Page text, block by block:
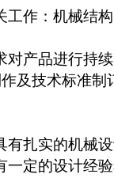
作：机械结
产品进行持续
及技术标准制
扎实的机械设
定的设计经